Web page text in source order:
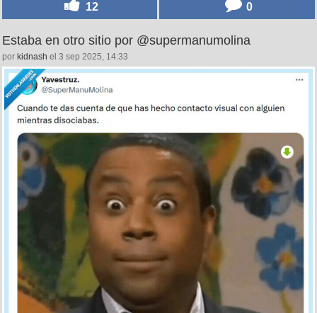
12 0
Estaba en otro sitio por @supermanumolina
por kidnash el 3 sep 2025, 14:33